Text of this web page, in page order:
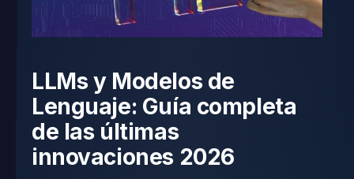
LLMs y Modelos de
Lenguaje: Guía completa
de las últimas
innovaciones 2026